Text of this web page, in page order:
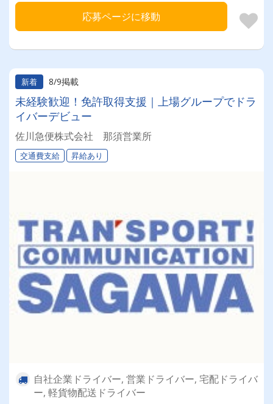
応募ページに移動
新着 8/9掲載
未経験歓迎！免許取得支援｜上場グループでドラ
イバーデビュー
佐川急便株式会社 那須営業所
交通費支給 昇給あり
自社企業ドライバー, 営業ドライバー, 宅配ドライバ
ー, 軽貨物配送ドライバー